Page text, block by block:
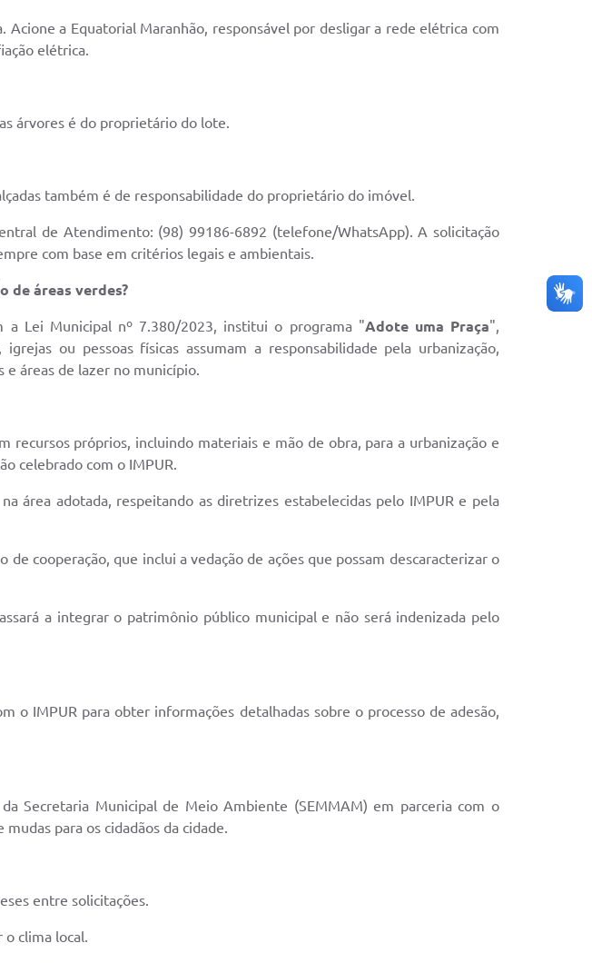
a Equatorial Maranhão, responsável por desligar a rede elétrica com
elétrica.
árvores é do proprietário do lote.
também é de responsabilidade do proprietário do imóvel.
de Atendimento: (98) 99186-6892 (telefone/WhatsApp). A solicitação
com base em critérios legais e ambientais.
de áreas verdes?
a Lei Municipal nº 7.380/2023, institui o programa "Adote uma Praça",
ou pessoas físicas assumam a responsabilidade pela urbanização,
e áreas de lazer no município.
próprios, incluindo materiais e mão de obra, para a urbanização e
celebrado com o IMPUR.
área adotada, respeitando as diretrizes estabelecidas pelo IMPUR e pela
cooperação, que inclui a vedação de ações que possam descaracterizar o
a integrar o patrimônio público municipal e não será indenizada pelo
o IMPUR para obter informações detalhadas sobre o processo de adesão,
Secretaria Municipal de Meio Ambiente (SEMMAM) em parceria com o
para os cidadãos da cidade.
entre solicitações.
o clima local.